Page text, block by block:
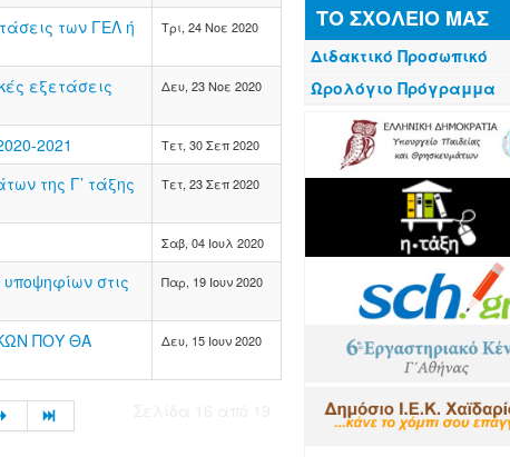
των ΓΕΛ ή
Τρι, 24 Νοε 2020
εξετάσεις
Δευ, 23 Νοε 2020
2021 Τετ, 30 Σεπ 2020
της Γ’ τάξης
Τετ, 23 Σεπ 2020
Σαβ, 04 Ιουλ 2020
στις
Παρ, 19 Ιουν 2020
ΠΟΥ ΘΑ
Δευ, 15 Ιουν 2020
ΤΟ ΣΧΟΛΕΙΟ ΜΑΣ
Διδακτικό Προσωπικό
Ωρολόγιο Πρόγραμμα